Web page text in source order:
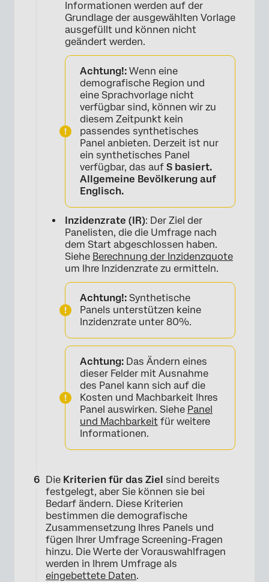
Informationen werden auf der
Grundlage der ausgewählten Vorlage
ausgefüllt und können nicht
geändert werden.
Achtung!: Wenn eine
demografische Region und
eine Sprachvorlage nicht
verfügbar sind, können wir zu
diesem Zeitpunkt kein
passendes synthetisches
Panel anbieten. Derzeit ist nur
ein synthetisches Panel
verfügbar, das auf S basiert.
Allgemeine Bevölkerung auf
Englisch.
Inzidenzrate (IR): Der Ziel der
Panelisten, die die Umfrage nach
dem Start abgeschlossen haben.
Siehe Berechnung der Inzidenzquote
um Ihre Inzidenzrate zu ermitteln.
Achtung!: Synthetische
Panels unterstützen keine
Inzidenzrate unter 80%.
Achtung: Das Ändern eines
dieser Felder mit Ausnahme
des Panel kann sich auf die
Kosten und Machbarkeit Ihres
Panel auswirken. Siehe Panel
und Machbarkeit für weitere
Informationen.
Die Kriterien für das Ziel sind bereits
festgelegt, aber Sie können sie bei
Bedarf ändern. Diese Kriterien
bestimmen die demografische
Zusammensetzung Ihres Panels und
fügen Ihrer Umfrage Screening-Fragen
hinzu. Die Werte der Vorauswahlfragen
werden in Ihrem Umfrage als
eingebettete Daten.